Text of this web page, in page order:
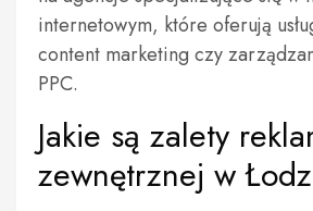
internetowym, które oferują
content marketing czy
PPC.
Jakie są zalety
zewnętrznej w